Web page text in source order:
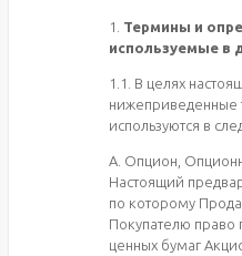
1. Термины и
используемые в
1.1. В целях
нижеприведенные
используются в
A. Опцион,
Настоящий
по которому
Покупателю право
ценных бумаг